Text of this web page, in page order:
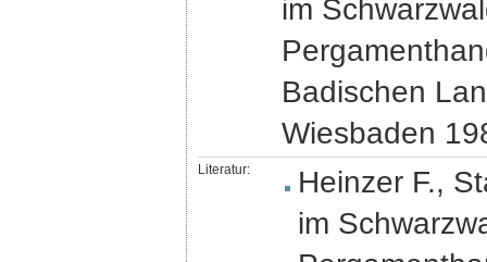
im
Badischen
Wiesbaden
Literatur:
Heinzer F.,
im